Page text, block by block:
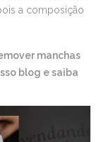
a composição
manchas
blog e saiba